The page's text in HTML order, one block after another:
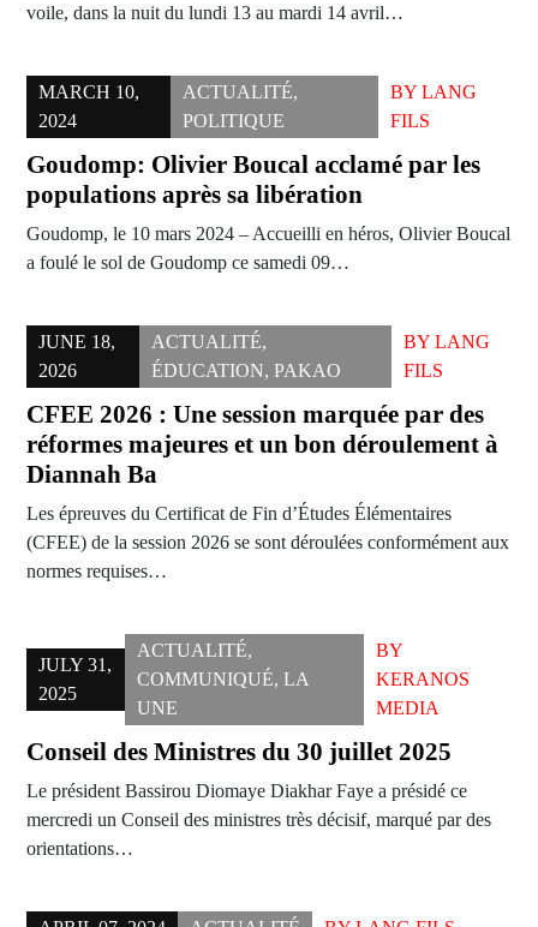
voile, dans la nuit du lundi 13 au mardi 14 avril…
MARCH 10,
2024
ACTUALITÉ,
POLITIQUE
BYLANG
FILS
Goudomp: Olivier Boucal acclamé par les
populations après sa libération
Goudomp, le 10 mars 2024 – Accueilli en héros, Olivier Boucal
a foulé le sol de Goudomp ce samedi 09…
JUNE 18,
2026
ACTUALITÉ,
ÉDUCATION, PAKAO
BY LANG
FILS
CFEE 2026 : Une session marquée par des
réformes majeures et un bon déroulement à
Diannah Ba
Les épreuves du Certificat de Fin d’Études Élémentaires
(CFEE) de la session 2026 se sont déroulées conformément aux
normes requises…
JULY 31,
2025
ACTUALITÉ,
COMMUNIQUÉ, LA
UNE
BY
KERANOS
MEDIA
Conseil des Ministres du 30 juillet 2025
Le président Bassirou Diomaye Diakhar Faye a présidé ce
mercredi un Conseil des ministres très décisif, marqué par des
orientations…